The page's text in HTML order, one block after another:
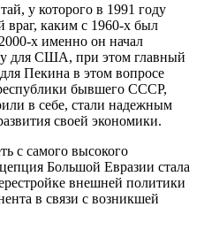
у которого в 1991 году
враг, каким с 1960-х был
х именно он начал
для США, при этом главный
Пекина в этом вопросе
бывшего СССР,
в себе, стали надежным
своей экономики.
с самого высокого
Большой Евразии стала
внешней политики
в связи с возникшей